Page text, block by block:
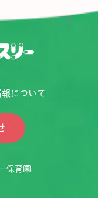
について
保育園